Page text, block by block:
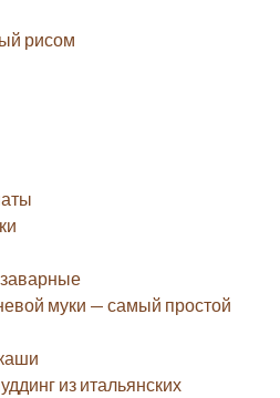
рисом
муки — самый простой
из итальянских